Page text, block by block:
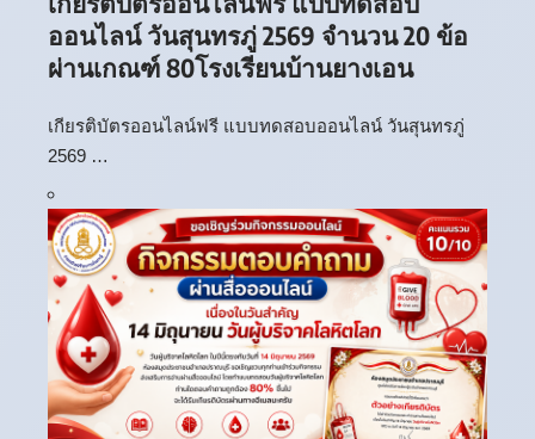
ออนไลน์ วันสุนทรภู่ 2569 จำนวน 20 ข้อ
ผ่านเกณฑ์ 80โรงเรียนบ้านยางเอน
เกียรติบัตรออนไลน์ฟรี แบบทดสอบออนไลน์ วันสุนทรภู่
2569 …